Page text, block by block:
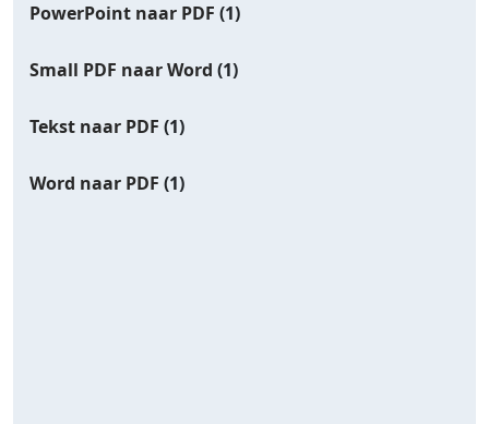
PowerPoint naar PDF (1)
Small PDF naar Word (1)
Tekst naar PDF (1)
Word naar PDF (1)